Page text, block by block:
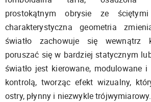
prostokątnym obrysie ze
charakterystyczna geometria
światło zachowuje się wewnątrz
poruszać się w bardziej statycznym
światło jest kierowane, modulowane
kontrolą, tworząc efekt wizualny,
ostry, płynny i niezwykle trójwymiarowy.